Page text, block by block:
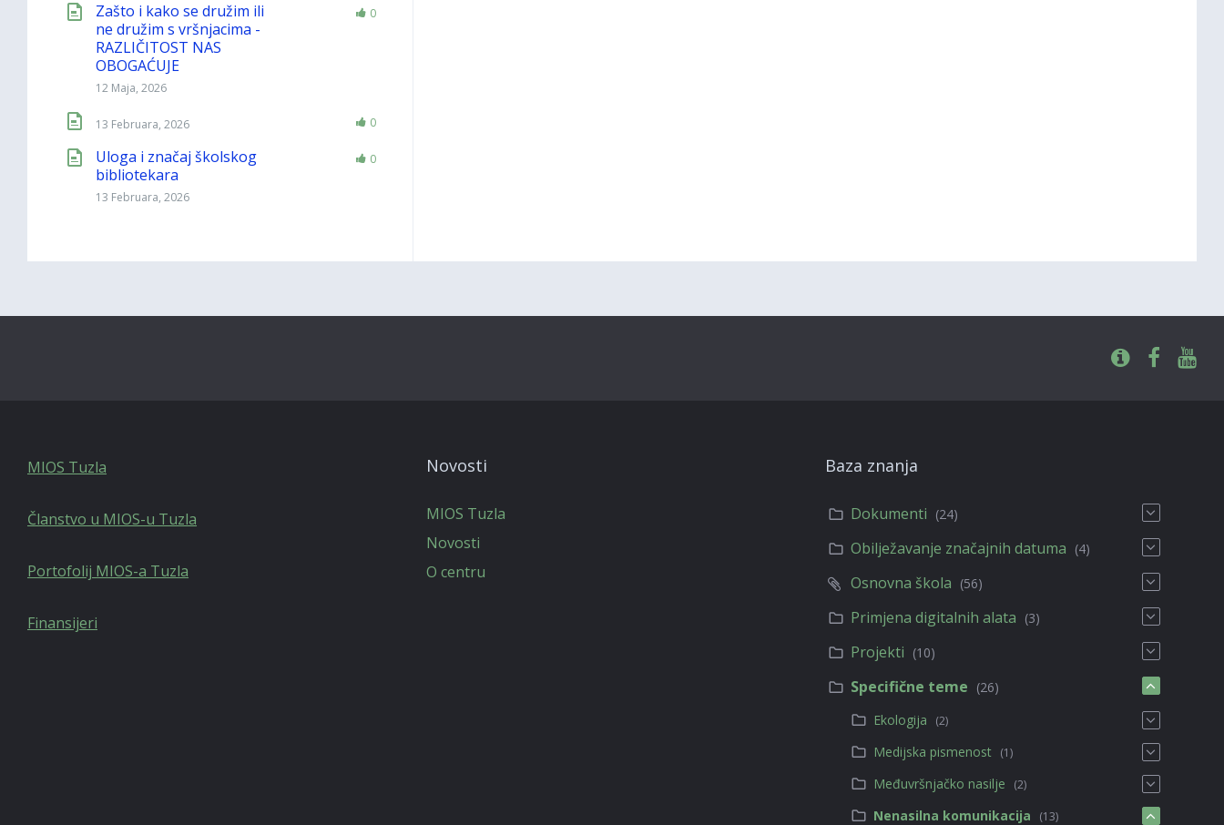
Zašto i kako se družim ili
ne družim s vršnjacima -
RAZLIČITOST NAS
OBOGAĆUJE
12 Maja, 2026
0
13 Februara, 2026 0
Uloga i značaj školskog
bibliotekara
13 Februara, 2026
0
MIOS Tuzla
Članstvo u MIOS-u Tuzla
Portofolij MIOS-a Tuzla
Finansijeri
Novosti
MIOS Tuzla
Novosti
O centru
Baza znanja
Dokumenti (24)
Obilježavanje značajnih datuma (4)
Osnovna škola (56)
Primjena digitalnih alata (3)
Projekti (10)
Specifične teme (26)
Ekologija
(2)
Medijska pismenost (1)
Međuvršnjačko nasilje (2)
Nenasilna komunikacija (13)